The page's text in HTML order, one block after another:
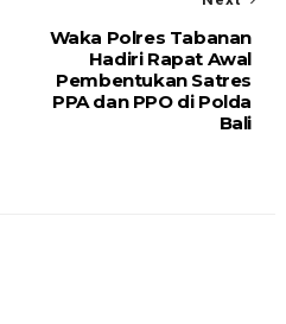
Waka Polres Tabanan
Hadiri Rapat Awal
Pembentukan Satres
PPA dan PPO di Polda
Bali